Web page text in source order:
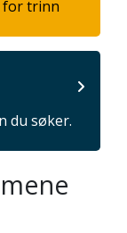
for trinn
du søker.